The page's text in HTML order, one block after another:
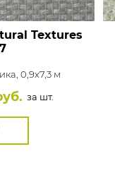
Textures
0,9x7,3 м
за шт.